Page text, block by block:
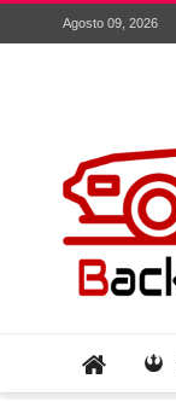
Agosto 09, 2026